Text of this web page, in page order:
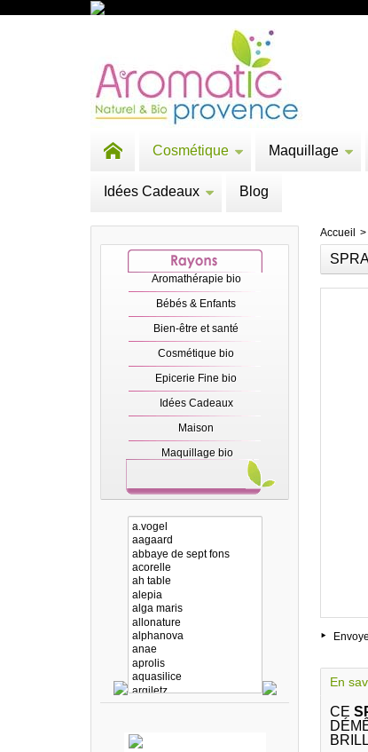
Cosmétique Maquillage
Idées Cadeaux Blog
Aromathérapie bio
Bébés & Enfants
Bien-être et santé
Cosmétique bio
Epicerie Fine bio
Idées Cadeaux
Maison
Maquillage bio
Accueil >
En
CE